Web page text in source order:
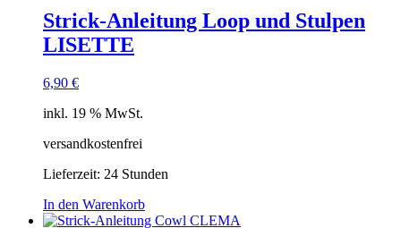
Strick-Anleitung Loop und Stulpen
LISETTE
6,90 €
inkl. 19 % MwSt.
versandkostenfrei
Lieferzeit: 24 Stunden
In den Warenkorb